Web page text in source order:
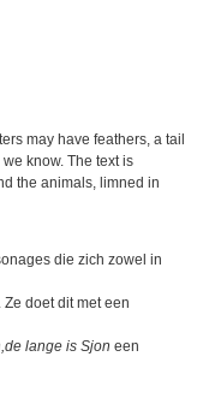
may have feathers, a tail
know. The text is
the animals, limned in
die zich zowel in
doet dit met een
lange is Sjon een